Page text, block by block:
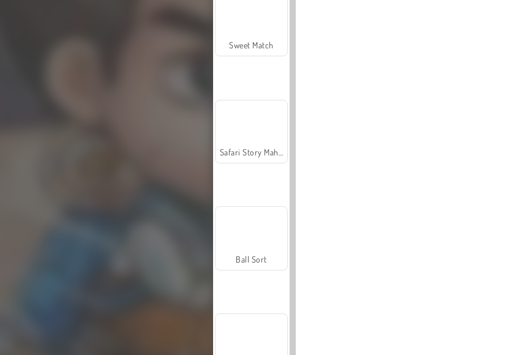
Sweet Match
Ball Sort